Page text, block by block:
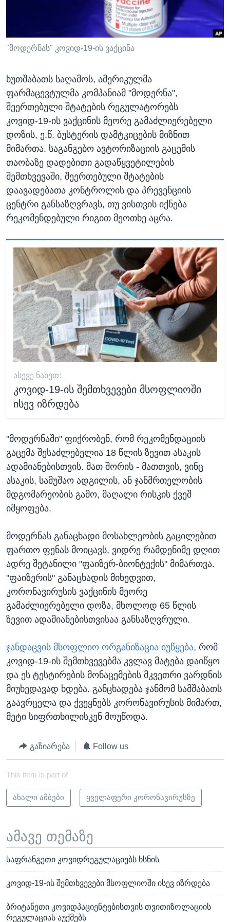
ᲛᲔᲪᲜᲘᲔᲠᲔᲑᲐ
ᲙᲣᲚᲢᲣᲠᲐ
ᲒᲐᲚᲘᲚᲔᲝ
ᲓᲔᲖᲘᲜᲤᲝᲠᲛᲐᲪᲘᲐ
ᲗᲕᲐᲚᲘ ᲒᲕᲐᲓᲔᲕᲜᲔᲗ
ენები
"მოდერნას" კოვიდ-19-ის ვაქცინა
ხუთშაბათს საღამოს, ამერიკულმა
ფარმაცევტულმა კომპანიამ "მოდერნა",
შეერთებული შტატების რეგულატორებს
კოვიდ-19-ის ვაქცინის მეორე გამაძლიერებელი
დოზის, ე.წ. ბუსტერის დამტკიცების მიზნით
მიმართა. საგანგებო ავტორიზაციის გაცემის
თაობაზე დადებითი გადაწყვეტილების
შემთხვევაში, შეერთებული შტატების
დაავადებათა კონტროლის და პრევენციის
ცენტრი განსაზღვრავს, თუ ვისთვის იქნება
რეკომენდებული რიგით მეოთხე აცრა.
ᲐᲡᲔᲕᲔ ᲜᲐᲮᲔᲗ:
კოვიდ-19-ის შემთხვევები მსოფლიოში
ისევ იზრდება
"მოდერნაში" ფიქრობენ, რომ რეკომენდაციის
გაცემა შესაძლებელია 18 წლის ზევით ასაკის
ადამიანებისთვის. მათ შორის - მათთვის, ვინც
ასაკის, სამუშაო ადგილის, ან ჯანმრთელობის
მდგომარეობის გამო, მაღალი რისკის ქვეშ
იმყოფება.
მოდერნას განაცხადი მოსახლეობის გაცილებით
ფართო ფენას მოიცავს, ვიდრე რამდენიმე დღით
ადრე შეტანილი "ფაიზერ-ბიონტექის" მიმართვა.
"ფაიზერის" განაცხადის მიხედვით,
კორონავირუსის ვაქცინის მეორე
გამაძლიერებელი დოზა, მხოლოდ 65 წლის
ზევით ადამიანებისთვისაა განსაზღვრული.
ჯანდაცვის მსოფლიო ორგანიზაცია იუწყება, რომ
კოვიდ-19-ის შემთხვევებმა კვლავ მატება დაიწყო
და ეს ტესტირების მონაცემების მკვეთრი ვარდნის
მიუხედავად ხდება. განცხადება ჯანმომ სამშაბათს
გაავრცელა და ქვეყნებს კორონავირუსის მიმართ,
მეტი სიფრთხილისკენ მოუწოდა.
გაზიარება Follow us
This item is part of
ახალი ამბები ყველაფერი კორონავირუსზე
ამავე თემაზე
საფრანგეთი კოვიდრეგულაციებს ხსნის
კოვიდ-19-ის შემთხვევები მსოფლიოში ისევ იზრდება
ბრიტანეთი კოვიდპაციენტებისთვის თვითიზოლაციის
რეგულაციას აუქმებს